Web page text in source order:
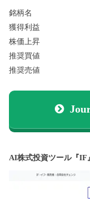
銘柄名
獲得利益
株価上昇
推奨買値
推奨売値
AI株式投資ツール『IF』